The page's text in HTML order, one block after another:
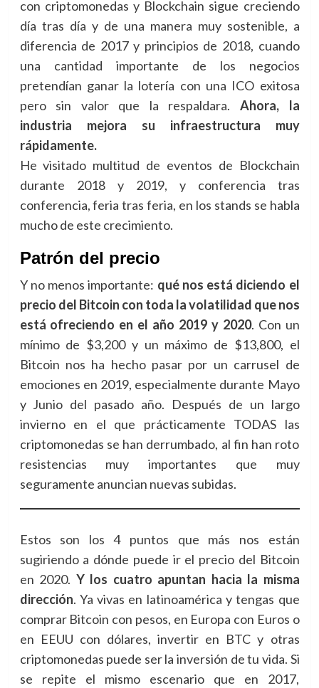
con criptomonedas y Blockchain sigue creciendo
día tras día y de una manera muy sostenible, a
diferencia de 2017 y principios de 2018, cuando
una cantidad importante de los negocios
pretendían ganar la lotería con una ICO exitosa
pero sin valor que la respaldara. Ahora, la
industria mejora su infraestructura muy
rápidamente.
He visitado multitud de eventos de Blockchain
durante 2018 y 2019, y conferencia tras
conferencia, feria tras feria, en los stands se habla
mucho de este crecimiento.
Patrón del precio
Y no menos importante: qué nos está diciendo el
precio del Bitcoin con toda la volatilidad que nos
está ofreciendo en el año 2019 y 2020. Con un
mínimo de $3,200 y un máximo de $13,800, el
Bitcoin nos ha hecho pasar por un carrusel de
emociones en 2019, especialmente durante Mayo
y Junio del pasado año. Después de un largo
invierno en el que prácticamente TODAS las
criptomonedas se han derrumbado, al fin han roto
resistencias muy importantes que muy
seguramente anuncian nuevas subidas.
Estos son los 4 puntos que más nos están
sugiriendo a dónde puede ir el precio del Bitcoin
en 2020. Y los cuatro apuntan hacia la misma
dirección. Ya vivas en latinoamérica y tengas que
comprar Bitcoin con pesos, en Europa con Euros o
en EEUU con dólares, invertir en BTC y otras
criptomonedas puede ser la inversión de tu vida. Si
se repite el mismo escenario que en 2017,